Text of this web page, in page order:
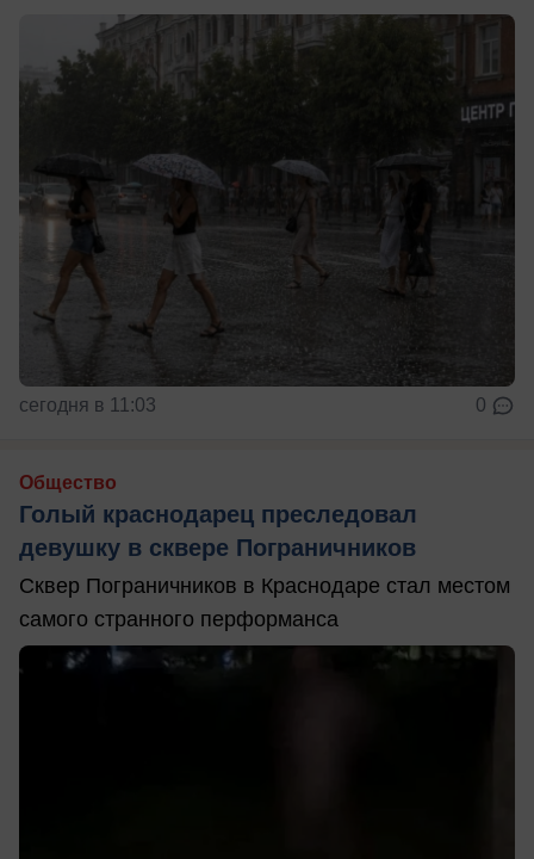
сегодня в 11:03 0
Общество
Голый краснодарец преследовал
девушку в сквере Пограничников
Сквер Пограничников в Краснодаре стал местом
самого странного перформанса